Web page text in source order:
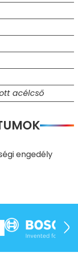
acélcső
engedély